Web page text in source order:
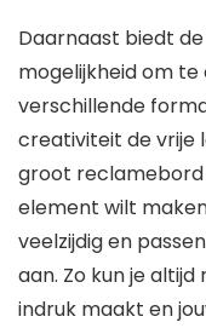
Daarnaast biedt
mogelijkheid om
verschillende
creativiteit de vrije
groot
element wilt
veelzijdig en
aan. Zo kun je
indruk maakt en